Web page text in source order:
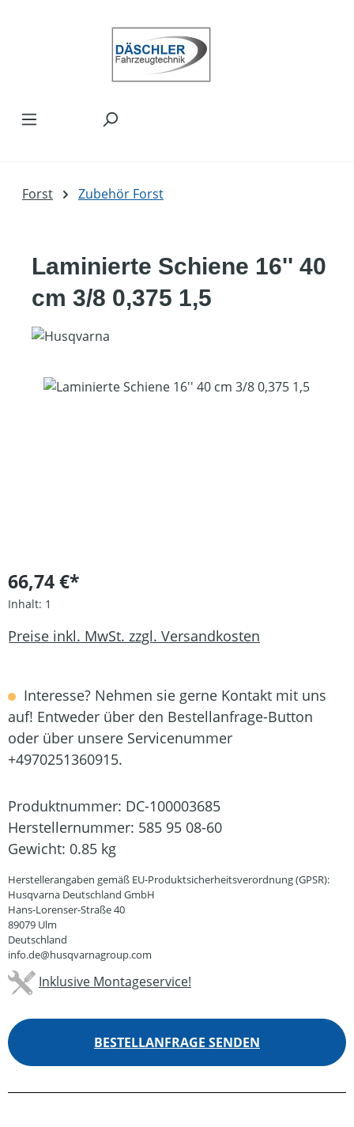
Forst Zubehör Forst
Laminierte Schiene 16'' 40
cm 3/8 0,375 1,5
Bildergalerie überspringen
66,74 €*
Inhalt: 1
Preise inkl. MwSt. zzgl. Versandkosten
Interesse? Nehmen sie gerne Kontakt mit uns
auf! Entweder über den Bestellanfrage-Button
oder über unsere Servicenummer
+4970251360915.
Produktnummer: DC-100003685
Herstellernummer: 585 95 08-60
Gewicht: 0.85 kg
Herstellerangaben gemäß EU-Produktsicherheitsverordnung (GPSR):
Husqvarna Deutschland GmbH
Hans-Lorenser-Straße 40
89079 Ulm
Deutschland
info.de@husqvarnagroup.com
Inklusive Montageservice!
BESTELLANFRAGE SENDEN